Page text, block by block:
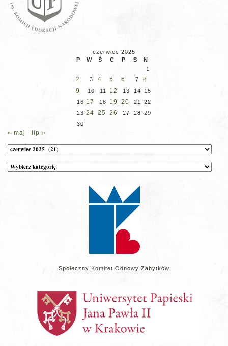
czerwiec 2025
P
W Ś C P S
N
1
2 3 4 5 6 7
8
9
10 11 12 13 14
15
16 17 18 19 20 21
22
23 24 25 26 27 28 29
30
« maj lip »
Archiwum
Kategorie
wpisów
Społeczny Komitet Odnowy Zabytków